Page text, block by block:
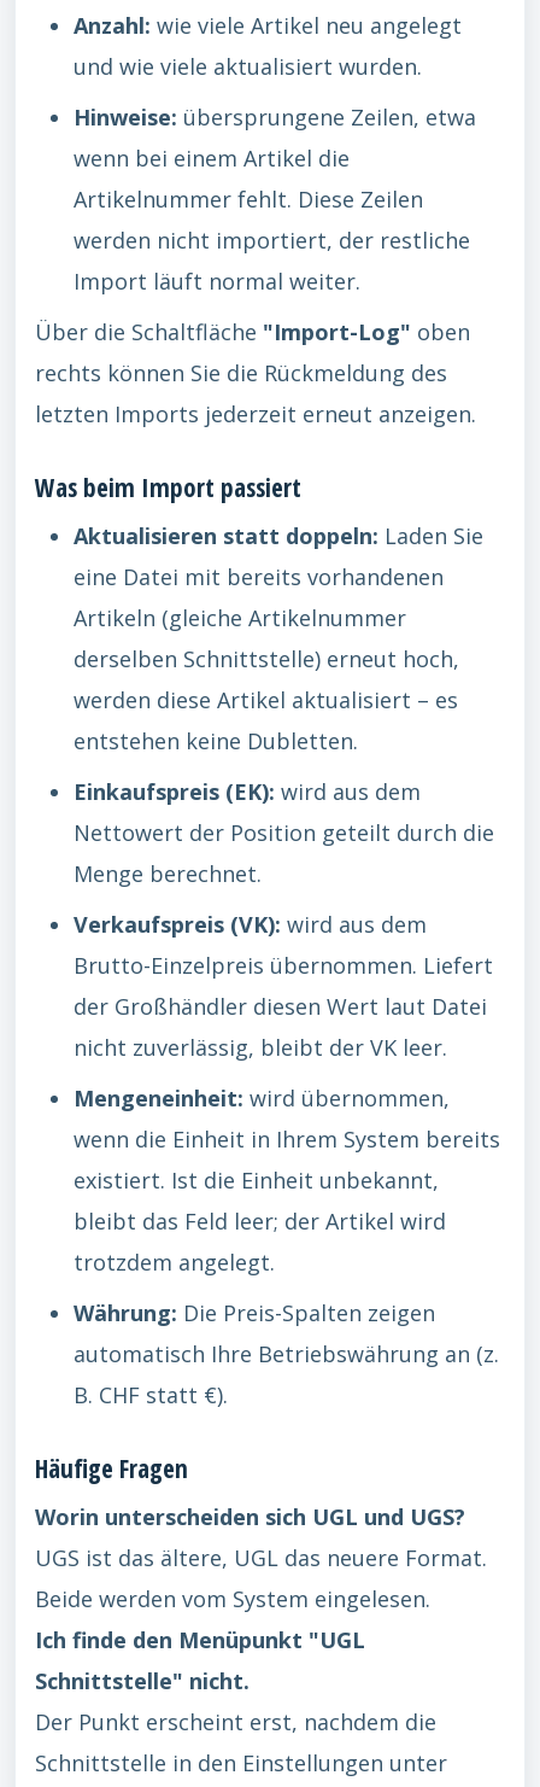
Anzahl: wie viele Artikel neu angelegt
und wie viele aktualisiert wurden.
Hinweise: übersprungene Zeilen, etwa
wenn bei einem Artikel die
Artikelnummer fehlt. Diese Zeilen
werden nicht importiert, der restliche
Import läuft normal weiter.
Über die Schaltfläche "Import-Log" oben
rechts können Sie die Rückmeldung des
letzten Imports jederzeit erneut anzeigen.
Was beim Import passiert
Aktualisieren statt doppeln: Laden Sie
eine Datei mit bereits vorhandenen
Artikeln (gleiche Artikelnummer
derselben Schnittstelle) erneut hoch,
werden diese Artikel aktualisiert – es
entstehen keine Dubletten.
Einkaufspreis (EK): wird aus dem
Nettowert der Position geteilt durch die
Menge berechnet.
Verkaufspreis (VK): wird aus dem
Brutto-Einzelpreis übernommen. Liefert
der Großhändler diesen Wert laut Datei
nicht zuverlässig, bleibt der VK leer.
Mengeneinheit: wird übernommen,
wenn die Einheit in Ihrem System bereits
existiert. Ist die Einheit unbekannt,
bleibt das Feld leer; der Artikel wird
trotzdem angelegt.
Währung: Die Preis-Spalten zeigen
automatisch Ihre Betriebswährung an (z.
B. CHF statt €).
Häufige Fragen
Worin unterscheiden sich UGL und UGS?
UGS ist das ältere, UGL das neuere Format.
Beide werden vom System eingelesen.
Ich finde den Menüpunkt "UGL
Schnittstelle" nicht.
Der Punkt erscheint erst, nachdem die
Schnittstelle in den Einstellungen unter